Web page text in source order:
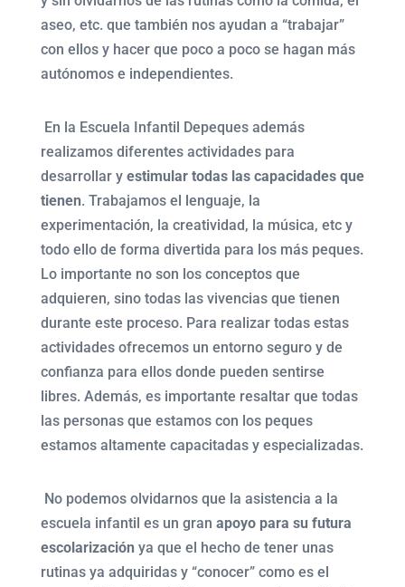
aseo, etc. que también nos ayudan a “trabajar”
con ellos y hacer que poco a poco se hagan más
autónomos e independientes.
En la Escuela Infantil Depeques además
realizamos diferentes actividades para
desarrollar y estimular todas las capacidades que
tienen. Trabajamos el lenguaje, la
experimentación, la creatividad, la música, etc y
todo ello de forma divertida para los más peques.
Lo importante no son los conceptos que
adquieren, sino todas las vivencias que tienen
durante este proceso. Para realizar todas estas
actividades ofrecemos un entorno seguro y de
confianza para ellos donde pueden sentirse
libres. Además, es importante resaltar que todas
las personas que estamos con los peques
estamos altamente capacitadas y especializadas.
No podemos olvidarnos que la asistencia a la
escuela infantil es un gran apoyo para su futura
escolarización ya que el hecho de tener unas
rutinas ya adquiridas y “conocer” como es el